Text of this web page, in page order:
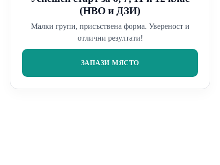
(НВО и ДЗИ)
Малки групи, присъствена форма. Увереност и
отлични резултати!
ЗАПАЗИ МЯСТО